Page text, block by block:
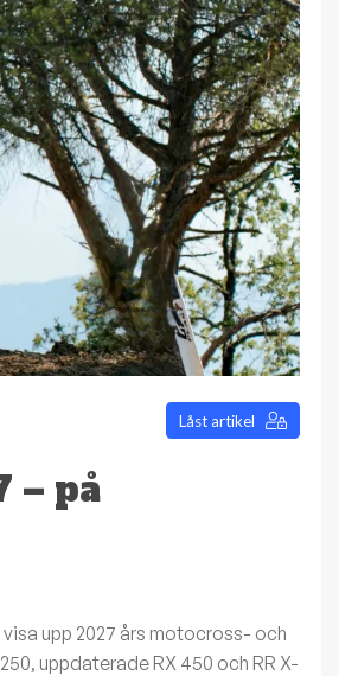
Låst artikel
– på
upp 2027 års motocross- och
uppdaterade RX 450 och RR X-